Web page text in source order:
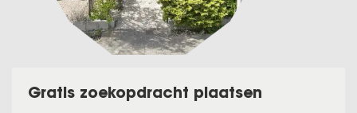
Gratis zoekopdracht plaatsen